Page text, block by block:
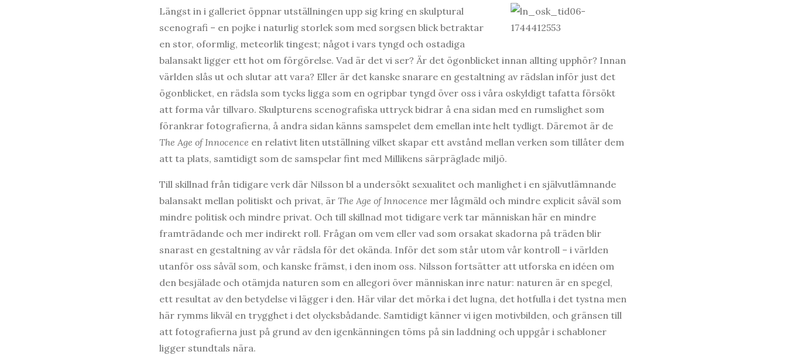
Längst in i galleriet öppnar utställningen upp sig kring en skulptural
scenografi – en pojke i naturlig storlek som med sorgsen blick betraktar
en stor, oformlig, meteorlik tingest; något i vars tyngd och ostadiga
balansakt ligger ett hot om förgörelse. Vad är det vi ser? Är det ögonblicket innan allting upphör? Innan
världen slås ut och slutar att vara? Eller är det kanske snarare en gestaltning av rädslan inför just det
ögonblicket, en rädsla som tycks ligga som en ogripbar tyngd över oss i våra oskyldigt tafatta försökt
att forma vår tillvaro. Skulpturens scenografiska uttryck bidrar å ena sidan med en rumslighet som
förankrar fotografierna, å andra sidan känns samspelet dem emellan inte helt tydligt. Däremot är de
The Age of Innocence en relativt liten utställning vilket skapar ett avstånd mellan verken som tillåter dem
att ta plats, samtidigt som de samspelar fint med Millikens särpräglade miljö.
Till skillnad från tidigare verk där Nilsson bl a undersökt sexualitet och manlighet i en självutlämnande
balansakt mellan politiskt och privat, är The Age of Innocence mer lågmäld och mindre explicit såväl som
mindre politisk och mindre privat. Och till skillnad mot tidigare verk tar människan här en mindre
framträdande och mer indirekt roll. Frågan om vem eller vad som orsakat skadorna på träden blir
snarast en gestaltning av vår rädsla för det okända. Inför det som står utom vår kontroll – i världen
utanför oss såväl som, och kanske främst, i den inom oss. Nilsson fortsätter att utforska en idéen om
den besjälade och otämjda naturen som en allegori över människan inre natur: naturen är en spegel,
ett resultat av den betydelse vi lägger i den. Här vilar det mörka i det lugna, det hotfulla i det tystna men
här rymms likväl en trygghet i det olycksbådande. Samtidigt känner vi igen motivbilden, och gränsen till
att fotografierna just på grund av den igenkänningen töms på sin laddning och uppgår i schabloner
ligger stundtals nära.